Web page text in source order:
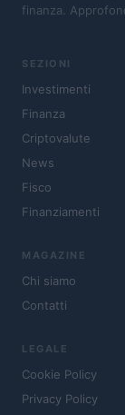
finanza.
SEZIONI
Investimenti
Finanza
Criptovalute
News
Fisco
Finanziamenti
MAGAZINE
Chi siamo
Contatti
LEGALE
Cookie Policy
Privacy Policy